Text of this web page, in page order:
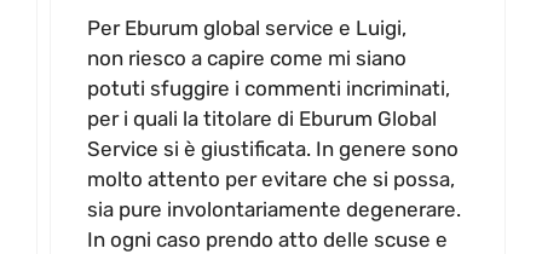
Per Eburum global service e Luigi,
non riesco a capire come mi siano
potuti sfuggire i commenti incriminati,
per i quali la titolare di Eburum Global
Service si è giustificata. In genere sono
molto attento per evitare che si possa,
sia pure involontariamente degenerare.
In ogni caso prendo atto delle scuse e